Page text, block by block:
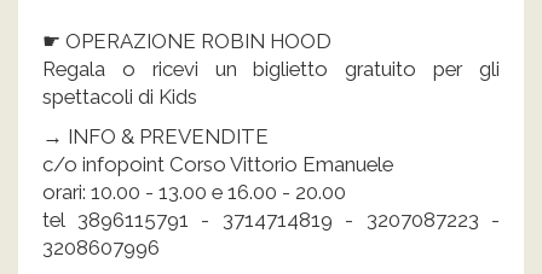
☛ OPERAZIONE ROBIN HOOD
Regala o ricevi un biglietto gratuito per gli
spettacoli di Kids
→ INFO & PREVENDITE
c/o infopoint Corso Vittorio Emanuele
orari: 10.00 - 13.00 e 16.00 - 20.00
tel 3896115791 - 3714714819 - 3207087223 -
3208607996